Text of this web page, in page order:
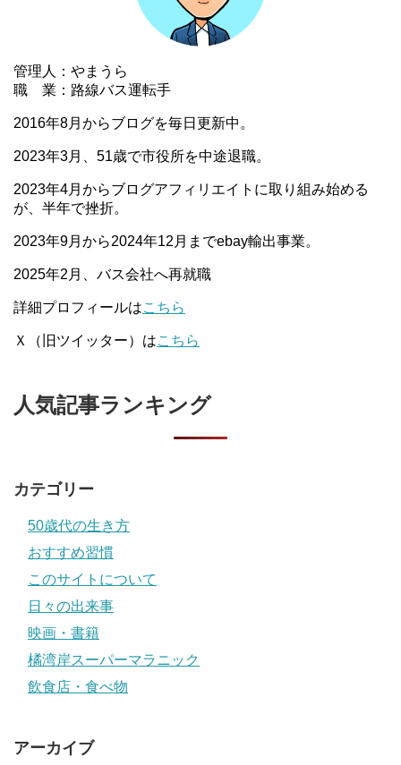
管理人：やまうら
職 業：路線バス運転手
2016年8月からブログを毎日更新中。
2023年3月、51歳で市役所を中途退職。
2023年4月からブログアフィリエイトに取り組み始める
が、半年で挫折。
2023年9月から2024年12月までebay輸出事業。
2025年2月、バス会社へ再就職
詳細プロフィールはこちら
Ｘ（旧ツイッター）はこちら
人気記事ランキング
カテゴリー
50歳代の生き方
おすすめ習慣
このサイトについて
日々の出来事
映画・書籍
橘湾岸スーパーマラニック
飲食店・食べ物
アーカイブ